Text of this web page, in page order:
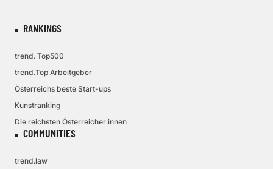
RANKINGS
trend. Top500
trend.Top Arbeitgeber
Österreichs beste Start-ups
Kunstranking
Die reichsten Österreicher:innen
COMMUNITIES
trend.law